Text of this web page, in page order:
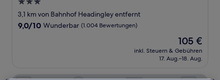
3.0-
Sterne-
Unterkunft
3,1 km von Bahnhof Headingley entfernt
9.0
9,0/10 Wunderbar (1.004 Bewertungen)
Der
Preis
beträgt
105 €
inkl. Steuern & Gebühren
17. Aug.–18. Aug.